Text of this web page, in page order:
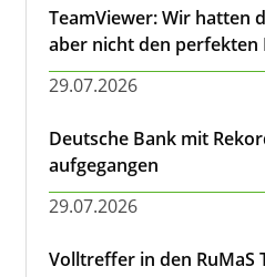
TeamViewer: Wir hatten
aber nicht den perfekten
29.07.2026
Deutsche Bank mit
aufgegangen
29.07.2026
Volltreffer in den RuMaS